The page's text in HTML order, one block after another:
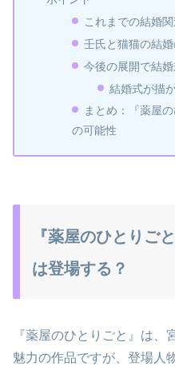
これまでの結婚
壬氏と猫猫の結
今後の展開で結
結婚式が描
まとめ：『薬屋
の可能性
『薬屋のひとりご
は登場する？
『薬屋のひとりごと』は
魅力の作品ですが、登場人